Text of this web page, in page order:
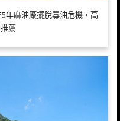
年麻油廠擺脫毒油危機，高
薦